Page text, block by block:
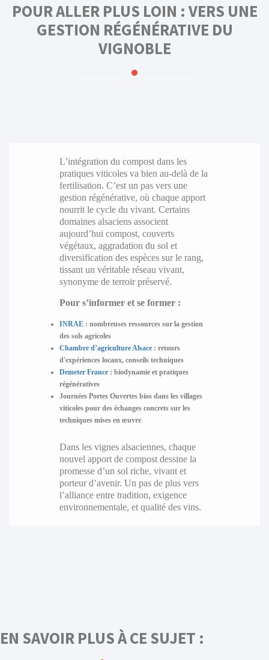
POUR ALLER PLUS LOIN : VERS UNE
GESTION RÉGÉNÉRATIVE DU
VIGNOBLE
L’intégration du compost dans les
pratiques viticoles va bien au-delà de la
fertilisation. C’est un pas vers une
gestion régénérative, où chaque apport
nourrit le cycle du vivant. Certains
domaines alsaciens associent
aujourd’hui compost, couverts
végétaux, aggradation du sol et
diversification des espèces sur le rang,
tissant un véritable réseau vivant,
synonyme de terroir préservé.
Pour s’informer et se former :
INRAE: nombreuses ressources sur la gestion
des sols agricoles
Chambre d’agriculture Alsace: retours
d'expériences locaux, conseils techniques
Demeter France: biodynamie et pratiques
régénératives
Journées Portes Ouvertes bios dans les villages
viticoles pour des échanges concrets sur les
techniques mises en œuvre
Dans les vignes alsaciennes, chaque
nouvel apport de compost dessine la
promesse d’un sol riche, vivant et
porteur d’avenir. Un pas de plus vers
l’alliance entre tradition, exigence
environnementale, et qualité des vins.
EN SAVOIR PLUS À CE SUJET :